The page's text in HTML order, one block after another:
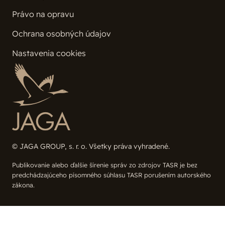
© JAGA GROUP, s. r. o. Všetky práva vyhradené.
Publikovanie alebo ďalšie šírenie správ zo zdrojov TASR je bez
predchádzajúceho písomného súhlasu TASR porušením autorského
zákona.
Právo na opravu
Ochrana osobných údajov
Nastavenia cookies